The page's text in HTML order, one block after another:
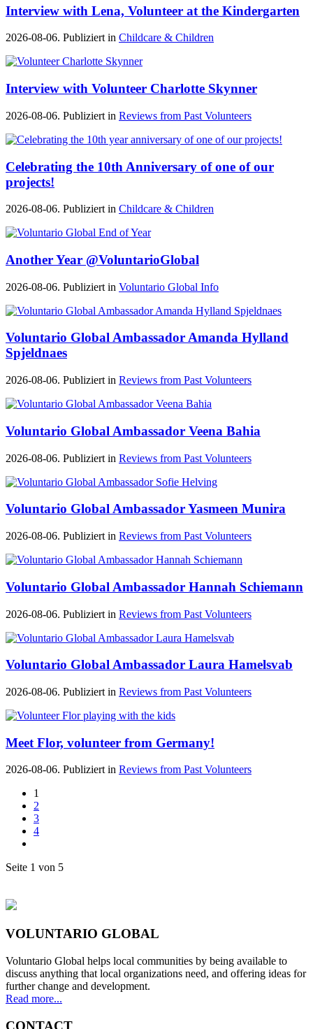
Interview with Lena, Volunteer at the Kindergarten
2026-08-06. Publiziert in Childcare & Children
Interview with Volunteer Charlotte Skynner
2026-08-06. Publiziert in Reviews from Past Volunteers
Celebrating the 10th Anniversary of one of our
projects!
2026-08-06. Publiziert in Childcare & Children
Another Year @VoluntarioGlobal
2026-08-06. Publiziert in Voluntario Global Info
Voluntario Global Ambassador Amanda Hylland
Spjeldnaes
2026-08-06. Publiziert in Reviews from Past Volunteers
Voluntario Global Ambassador Veena Bahia
2026-08-06. Publiziert in Reviews from Past Volunteers
Voluntario Global Ambassador Yasmeen Munira
2026-08-06. Publiziert in Reviews from Past Volunteers
Voluntario Global Ambassador Hannah Schiemann
2026-08-06. Publiziert in Reviews from Past Volunteers
Voluntario Global Ambassador Laura Hamelsvab
2026-08-06. Publiziert in Reviews from Past Volunteers
Meet Flor, volunteer from Germany!
2026-08-06. Publiziert in Reviews from Past Volunteers
1
2
3
4
Seite 1 von 5
VOLUNTARIO GLOBAL
Voluntario Global helps local communities by being available to
discuss anything that local organizations need, and offering ideas for
further change and development.
Read more...
CONTACT